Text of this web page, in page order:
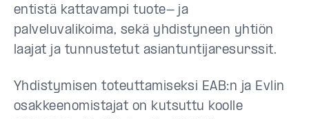
entistä kattavampi tuote- ja
palveluvalikoima, sekä yhdistyneen yhtiön
laajat ja tunnustetut asiantuntijaresurssit.
Yhdistymisen toteuttamiseksi EAB:n ja Evlin
osakkeenomistajat on kutsuttu koolle